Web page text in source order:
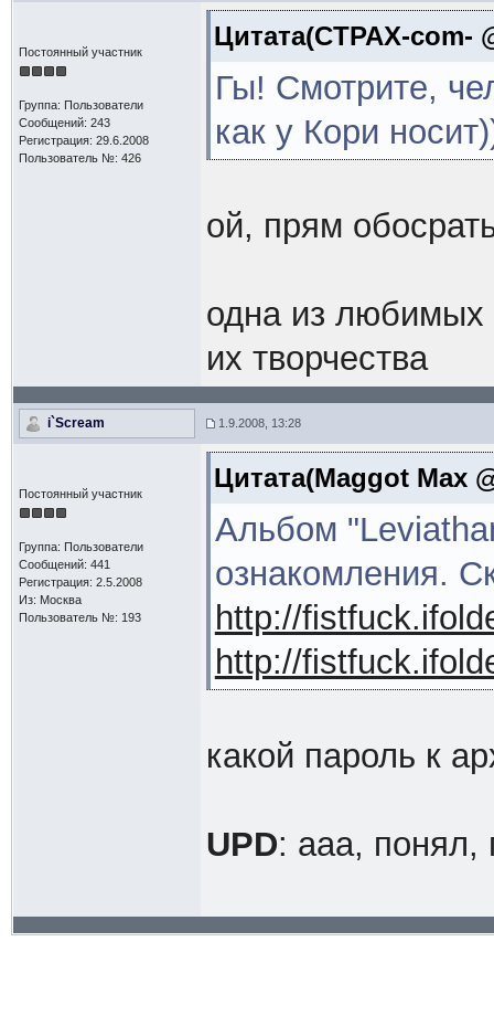
Постоянный участник
Группа: Пользователи
Сообщений: 243
Регистрация: 29.6.2008
Пользователь №: 426
Цитата(CTPAX-com-
Гы! Смотрите,
как у Кори
ой, прям
одна из любимых
их творчества
i`Scream 1.9.2008, 13:28
Постоянный участник
Группа: Пользователи
Сообщений: 441
Регистрация: 2.5.2008
Из: Москва
Пользователь №: 193
Цитата(Maggot Max
Альбом
ознакомления.
http://
http://
какой пароль к
UPD: ааа,